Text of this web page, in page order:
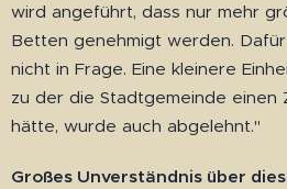
wird angeführt, dass nur mehr
Betten genehmigt werden.
nicht in Frage. Eine kleinere
zu der die Stadtgemeinde einen
hätte, wurde auch abgelehnt."
Großes Unverständnis über